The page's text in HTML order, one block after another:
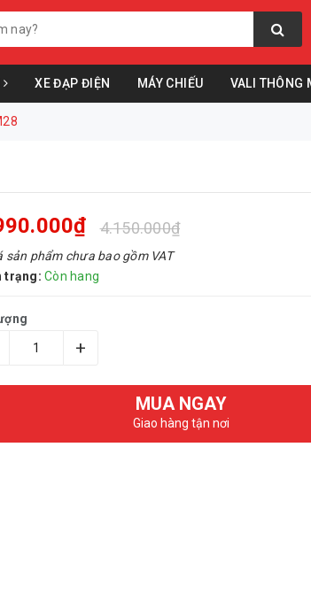
XE ĐẠP ĐIỆN MÁY CHIẾU VALI THÔNG
4.150.000₫
sản phẩm chưa bao gồm VAT
trạng: Còn hang
+
MUA NGAY
Giao hàng tận nơi